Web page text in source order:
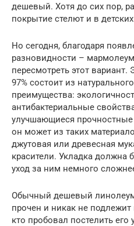
дешевый. Хотя до сих пор,
покрытие стелют и в
Но сегодня, благодаря
разновидности –
пересмотреть этот
97% состоит из
преимущества:
антибактериальные
улучшающиеся прочностные
он может из таких
джутовая или древесная
красители. Укладка должна
уход за ним немного
Обычный дешевый
прочен и никак не
кто пробовал постелить